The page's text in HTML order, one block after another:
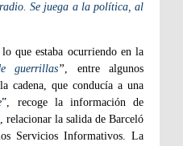
Se juega a la política, al
que estaba ocurriendo en la
guerrillas”, entre algunos
cadena, que conducía a una
”, recoge la información de
la salida de Barceló
Servicios Informativos. La